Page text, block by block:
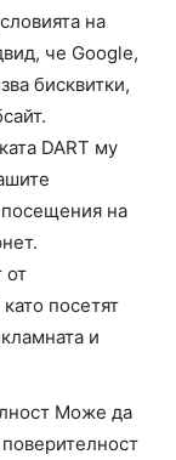
на
че Google,
бисквитки,
DART му
на
от
посетят
и
Може да